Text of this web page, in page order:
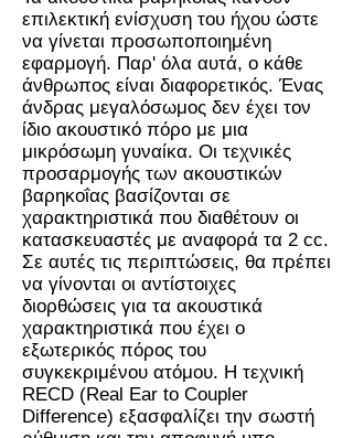
επιλεκτική ενίσχυση του ήχου ώστε
να γίνεται προσωποποιημένη
εφαρμογή. Παρ' όλα αυτά, ο κάθε
άνθρωπος είναι διαφορετικός. Ένας
άνδρας μεγαλόσωμος δεν έχει τον
ίδιο ακουστικό πόρο με μια
μικρόσωμη γυναίκα. Οι τεχνικές
προσαρμογής των ακουστικών
βαρηκοΐας βασίζονται σε
χαρακτηριστικά που διαθέτουν οι
κατασκευαστές με αναφορά τα 2 cc.
Σε αυτές τις περιπτώσεις, θα πρέπει
να γίνονται οι αντίστοιχες
διορθώσεις για τα ακουστικά
χαρακτηριστικά που έχει ο
εξωτερικός πόρος του
συγκεκριμένου ατόμου. Η τεχνική
RECD (Real Ear to Coupler
Difference) εξασφαλίζει την σωστή